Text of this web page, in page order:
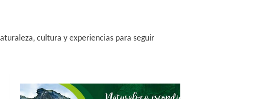
cultura y experiencias para seguir